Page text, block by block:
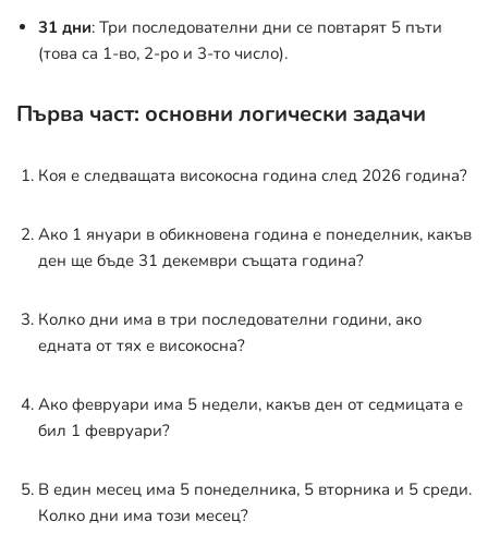
31 дни: Три последователни дни се повтарят 5 пъти
(това са 1-во, 2-ро и 3-то число).
Първа част: основни логически задачи
Коя е следващата високосна година след 2026 година?
Ако 1 януари в обикновена година е понеделник, какъв
ден ще бъде 31 декември същата година?
Колко дни има в три последователни години, ако
едната от тях е високосна?
Ако февруари има 5 недели, какъв ден от седмицата е
бил 1 февруари?
В един месец има 5 понеделника, 5 вторника и 5 среди.
Колко дни има този месец?